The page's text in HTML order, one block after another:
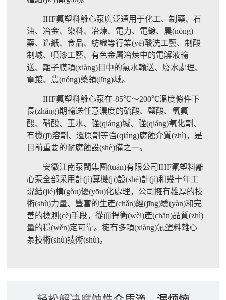
IHF氟塑料離心泵廣泛通用于化工、制藥、石
油、冶金、染料、冶煉、電力、電鍍、農(nóng)
藥、造紙、食品、紡織等行業(yè)酸洗工藝、制酸
制堿、噴漆工藝、有色金屬冶煉中的電解液輸
送、離子膜項(xiàng)目中的氯水輸送、廢水處理、
電鍍、農(nóng)藥領(lǐng)域。
IHF氟塑料離心泵在-85℃～200℃溫度條件下
長(zhǎng)期輸送任意濃度的硫酸、鹽酸、氫氟
酸、硝酸、王水、強(qiáng)堿、強(qiáng)氧化劑、
有機(jī)溶劑、還原劑等強(qiáng)腐蝕介質(zhì)，是
目前重要的耐腐蝕設(shè)備之一。
安徽江南泵閥集團(tuán)有限公司IHF氟塑料離
心泵全部采用計(jì)算機(jī)設(shè)計(jì)和幾十年工
況結(jié)構(gòu)優(yōu)化處理，公司擁有雄厚的技
術(shù)力量、豐富的生產(chǎn)經(jīng)驗(yàn)和完
善的檢測(cè)手段，從而捍衛(wèi)產(chǎn)品質(zhì)
量的穩(wěn)定可靠。擁有多項(xiàng)氟塑料離心
泵技術(shù)技術(shù)。